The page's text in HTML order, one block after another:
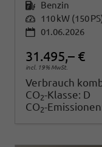
Kraftstoff Benzin
Leistung 110 kW (150
01.06.2026
31.495,– €
incl. 19% MwSt.
Verbrauch
CO2-Klasse: D
CO2-